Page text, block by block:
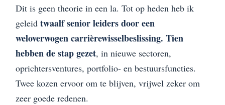
Dit is geen theorie in een la. Tot op heden heb ik
geleid twaalf senior leiders door een
weloverwogen carrièrewisselbeslissing. Tien
hebben de stap gezet, in nieuwe sectoren,
oprichtersventures, portfolio- en bestuursfuncties.
Twee kozen ervoor om te blijven, vrijwel zeker om
zeer goede redenen.